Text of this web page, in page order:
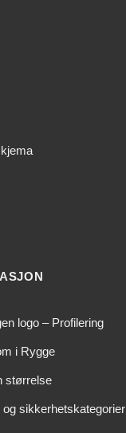
logo – Profilering
i Rygge
størrelse
sikkerhetskategorier